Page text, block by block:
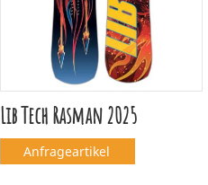
Lib Tech Rasman 2025
Anfrageartikel